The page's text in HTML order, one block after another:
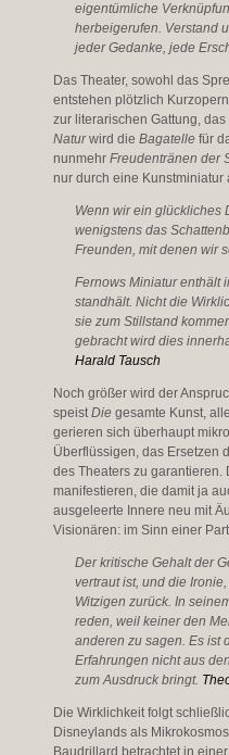
eigentümliche
herbeigerufen. Verstand
jeder Gedanke, jede
Das Theater, sowohl das
entstehen plötzlich
zur literarischen Gattung,
Naturwird dieBagatelle für
nunmehrFreudentränen der
nur durch eine
Wenn wir ein glückliches
wenigstens das
Freunden, mit denen wir
Fernows Miniatur enthält
standhält. Nicht die
sie zum Stillstand
gebracht wird dies
Harald Tausch
Noch größer wird der
speistDie gesamte Kunst,
gerieren sich überhaupt
Überflüssigen, das Ersetzen
des Theaters zu
manifestieren, die damit ja
ausgeleerte Innere neu mit
Visionären: im Sinn einer
Der kritische Gehalt der
vertraut ist, und die
Witzigen zurück. In
reden, weil keiner den
anderen zu sagen. Es ist
Erfahrungen nicht aus
zum Ausdruck bringt.
Die Wirklichkeit folgt
Disneylands als
Baudrillard betrachtet in